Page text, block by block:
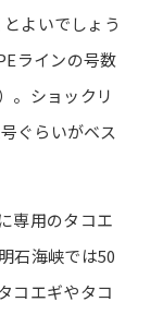
よいでしょう
ラインの号数
。ショックリ
ぐらいがベス
専用のタコエ
石海峡では50
コエギやタコ